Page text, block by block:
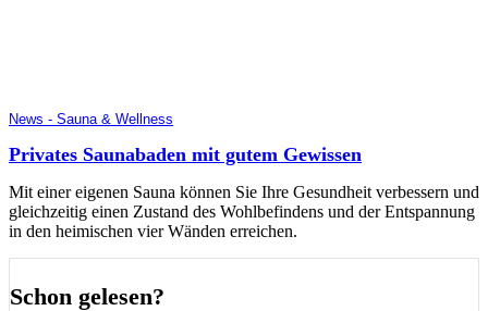
News - Sauna & Wellness
Privates Saunabaden mit gutem Gewissen
Mit einer eigenen Sauna können Sie Ihre Gesundheit verbessern und
gleichzeitig einen Zustand des Wohlbefindens und der Entspannung
in den heimischen vier Wänden erreichen.
Schon gelesen?